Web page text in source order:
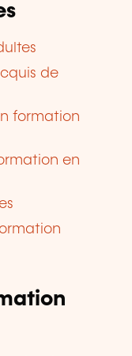
de
formation
en